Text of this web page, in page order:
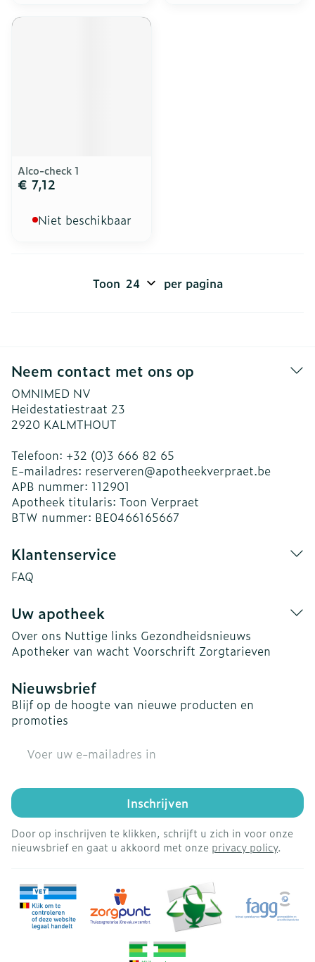
Alco-check 1
€ 7,12
Niet beschikbaar
Toon per pagina
Neem contact met ons op
OMNIMED NV
Heidestatiestraat 23
2920 KALMTHOUT
Telefoon: +32 (0)3 666 82 65
E-mailadres: reserveren@apotheekverpraet.be
APB nummer: 112901
Apotheek titularis: Toon Verpraet
BTW nummer: BE0466165667
Klantenservice
FAQ
Uw apotheek
Over ons Nuttige links Gezondheidsnieuws
Apotheker van wacht Voorschrift Zorgtarieven
Nieuwsbrief
Blijf op de hoogte van nieuwe producten en
promoties
Inschrijven
Door op inschrijven te klikken, schrijft u zich in voor onze
nieuwsbrief en gaat u akkoord met onze privacy policy.